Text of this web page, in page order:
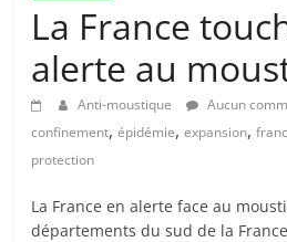
La France
alerte au
Anti-moustique Aucun
confinement,épidémie,expansion,
protection
La France en alerte face au
départements du sud de la